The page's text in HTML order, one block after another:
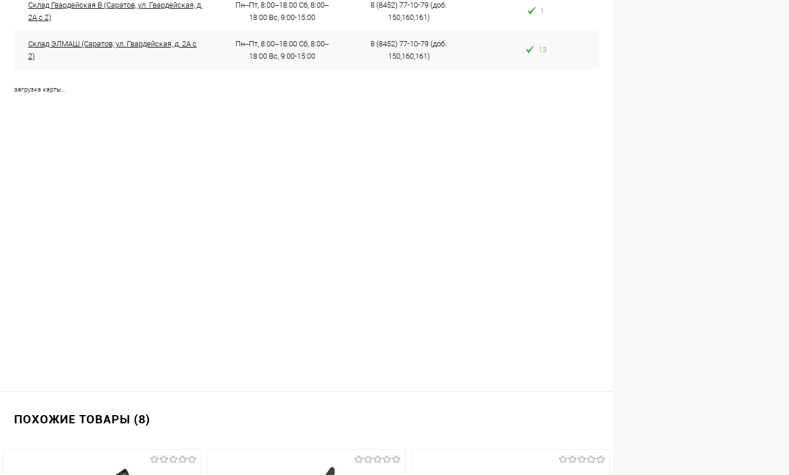
Склад Гвардейская В (Саратов, ул. Гвардейская, д.
2А с 2)
Пн–Пт, 8:00–18:00 Сб, 8:00–
18:00 Вс, 9:00-15:00
8 (8452) 77-10-79 (доб.
150,160,161)
1
Склад ЭЛМАШ (Саратов, ул. Гвардейская, д. 2А с
2)
Пн–Пт, 8:00–18:00 Сб, 8:00–
18:00 Вс, 9:00-15:00
8 (8452) 77-10-79 (доб.
150,160,161)
13
загрузка карты...
ПОХОЖИЕ ТОВАРЫ (8)